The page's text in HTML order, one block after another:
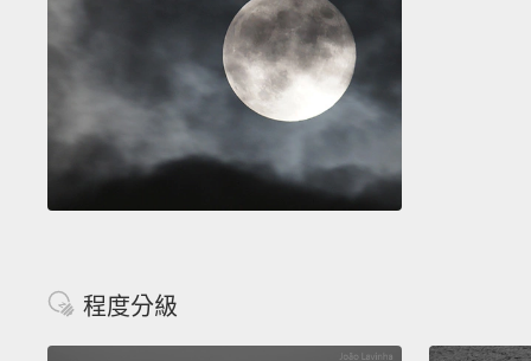
程度分級